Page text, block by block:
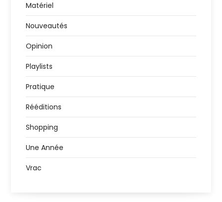
Matériel
Nouveautés
Opinion
Playlists
Pratique
Rééditions
Shopping
Une Année
Vrac